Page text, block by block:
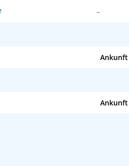
–
Ankunft
Ankunft